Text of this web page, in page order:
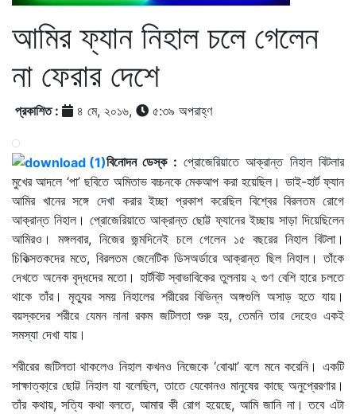
আমির ফ্যান নিহাল চলে গেলেন
না ফেরার দেশে
প্রকাশিত : ৪ মে, ২০১৬, ৫:৩৯ অপরাহ্ণ
বিনোদন ডেস্ক : প্রোজেরিয়াতে আক্রান্ত নিহাল বিটলার
মুখের আদলে ‘পা’ ছবিতে অমিতাভ বচ্চনকে মেকআপ করা হয়েছিল। ডাই-হার্ট ফ্যান
আমির খানের সঙ্গে দেখা করার ইচ্ছা প্রকাশ করেছিল বিশ্বের বিরলতম রোগে
আক্রান্ত নিহাল। প্রোজেরিয়াতে আক্রান্ত ছোট্ট ফ্যানের ইচ্ছায় সাড়া দিয়েছিলেন
আমিরও। মঙ্গলবার, নিজের জন্মদিনেই চলে গেলেন ১৫ বছরের নিহাল বিটলা।
চিকিত্সতকদের মতে, বিরলতম জেনেটিক ডিসঅর্ডারে আক্রান্ত ছিল নিহাল। তাঁকে
দেখতে অনেক বৃদ্ধদের মতো। হার্টবিট স্বাভাবিকের তুলনায় ২ গুণ বেশি হারে চলতে
থাকে তাঁর। মৃত্যুর সময় নিহালের শরীরের বিভিন্ন অঙ্গগুলি অসাড় হতে যায়।
বয়স্কদের শরীরে যেমন নানা রকম জটিলতা শুরু হয়, তেমনি তার দেহেও একই
সমস্যা দেখা যায়।
শরীরের জটিলতা থাকলেও নিহাল কখনও নিজেকে ‘বোঝা’ বলে মনে করেনি। একটি
সাক্ষাত্কা্রে ছোট্ট নিহাল যা বলেছিল, তাতে যেকোনও মানুষের কাছে অনুপ্রেরণার।
তাঁর কথায়, সত্যি কথা বলতে, আমার কী রোগ হয়েছে, আমি জানি না। তবে এটা